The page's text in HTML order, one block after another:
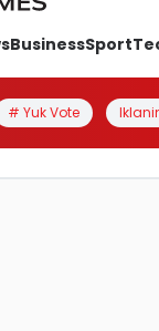
BusinessSport
# Yuk Vote